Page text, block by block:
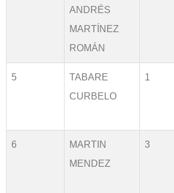
ANDRÉS
MARTÍNEZ
ROMÁN
5
TABARE
CURBELO
1
6
MARTIN
MENDEZ
3